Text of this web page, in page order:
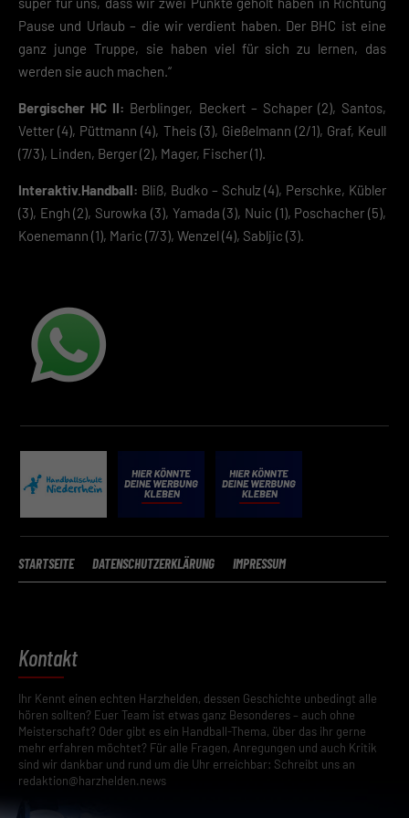
Pause und Urlaub – die wir verdient haben. Der BHC ist eine
ganz junge Truppe, sie haben viel für sich zu lernen, das
werden sie auch machen.“
Bergischer HC II: Berblinger, Beckert – Schaper (2), Santos,
Vetter (4), Püttmann (4), Theis (3), Gießelmann (2/1), Graf, Keull
(7/3), Linden, Berger (2), Mager, Fischer (1).
Interaktiv.Handball: Bliß, Budko – Schulz (4), Perschke, Kübler
(3), Engh (2), Surowka (3), Yamada (3), Nuic (1), Poschacher (5),
Koenemann (1), Maric (7/3), Wenzel (4), Sabljic (3).
STARTSEITE DATENSCHUTZERKLÄRUNG IMPRESSUM
Kontakt
Ihr Kennt einen echten Harzhelden, dessen Geschichte unbedingt alle
hören sollten? Euer Team ist etwas ganz Besonderes – auch ohne
Meisterschaft? Oder gibt es ein Handball-Thema, über das ihr gerne
mehr erfahren möchtet? Für alle Fragen, Anregungen und auch Kritik
sind wir dankbar und rund um die Uhr erreichbar: Schreibt uns an
redaktion@harzhelden.news
Zustimmung zur Cookie-Verwendung unser Angebot nicht nutzen
Wenn du unter 16 Jahre alt bist und deine Zustimmung zu freiwilligen
Diensten geben möchtest, musst du deine Erziehungsberechtigten um
Hier finden Sie eine Übersicht über alle verwendeten Cookies. Sie
Ihre Einwilligung zu ganzen Kategorien geben oder sich weitere
Informationen anzeigen lassen und so nur bestimmte Cookies
auswählen.
Speichern
Zurück
einwandfreie Funktion der Website erforderlich.